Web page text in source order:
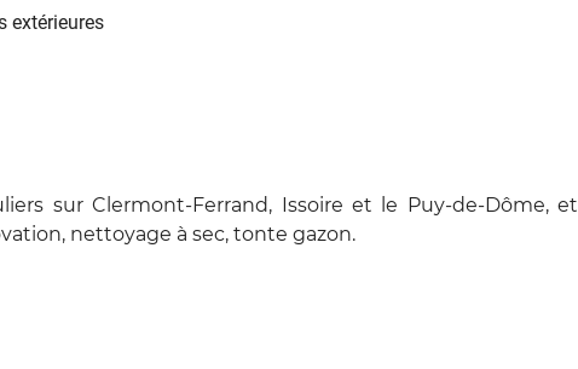
extérieures
sur Clermont-Ferrand, Issoire et le Puy-de-Dôme, et
nettoyage à sec, tonte gazon.